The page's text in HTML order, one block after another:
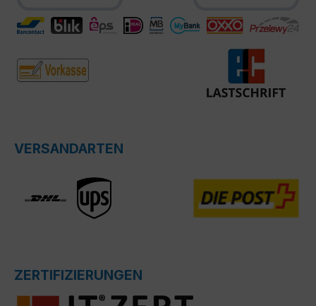
VERSANDARTEN
ZERTIFIZIERUNGEN